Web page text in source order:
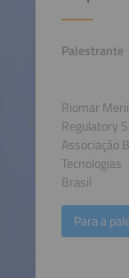
Palestrante
Riomar
Regulatory
Associação
Tecnologias
Brasil
Para a